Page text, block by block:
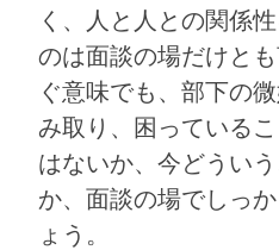
く、人と人との関係
のは面談の場だけと
ぐ意味でも、部下の
み取り、困っている
はないか、今どうい
か、面談の場でしっ
ょう。